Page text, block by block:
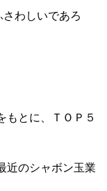
わしいであろ
もとに、ＴＯＰ５
近のシャボン玉業